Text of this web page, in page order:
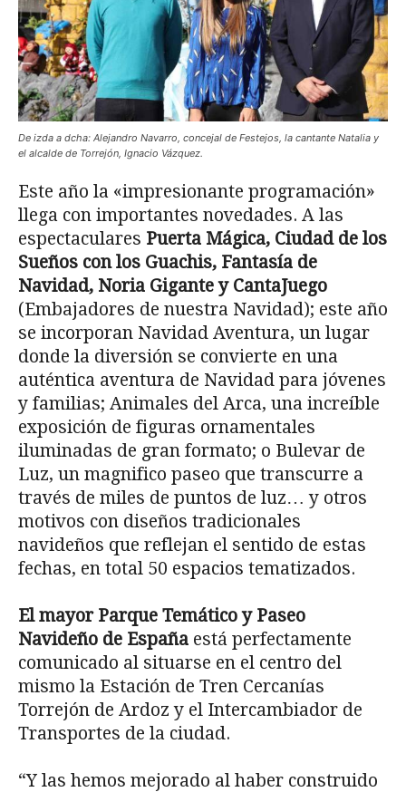
De izda a dcha: Alejandro Navarro, concejal de Festejos, la cantante Natalia y
el alcalde de Torrejón, Ignacio Vázquez.
Este año la «impresionante programación»
llega con importantes novedades. A las
espectaculares Puerta Mágica, Ciudad de los
Sueños con los Guachis, Fantasía de
Navidad, Noria Gigante y CantaJuego
(Embajadores de nuestra Navidad); este año
se incorporan Navidad Aventura, un lugar
donde la diversión se convierte en una
auténtica aventura de Navidad para jóvenes
y familias; Animales del Arca, una increíble
exposición de figuras ornamentales
iluminadas de gran formato; o Bulevar de
Luz, un magnifico paseo que transcurre a
través de miles de puntos de luz… y otros
motivos con diseños tradicionales
navideños que reflejan el sentido de estas
fechas, en total 50 espacios tematizados.
El mayor Parque Temático y Paseo
Navideño de España está perfectamente
comunicado al situarse en el centro del
mismo la Estación de Tren Cercanías
Torrejón de Ardoz y el Intercambiador de
Transportes de la ciudad.
“Y las hemos mejorado al haber construido